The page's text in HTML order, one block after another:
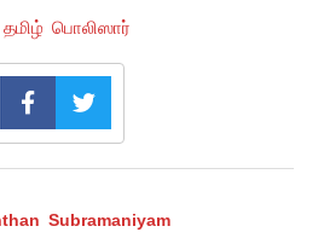
தமிழ் பொலிஸார்
Subramaniyam